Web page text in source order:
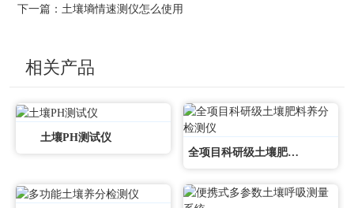
下一篇： 土壤墒情速测仪怎么使用
相关产品
土壤PH测试仪
全项目科研级土壤肥料养分检测仪